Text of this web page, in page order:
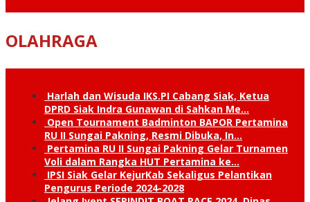
OLAHRAGA
Harlah dan Wisuda IKS.PI Cabang Siak, Ketua
DPRD Siak Indra Gunawan di Sahkan Me…
Open Tournament Badminton BAPOR Pertamina
RU II Sungai Pakning, Resmi Dibuka, In…
Pertamina RU II Sungai Pakning Gelar Turnamen
Voli dalam Rangka HUT Pertamina ke…
IPSI Siak Gelar KejurKab Sekaligus Pelantikan
Pengurus Periode 2024-2028